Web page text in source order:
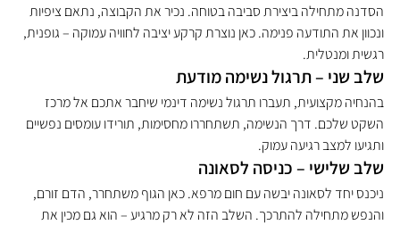
הסדנה מתחילה ביצירת סביבה בטוחה. נכיר את הקבוצה, נתאם ציפיות
ונכוון את התודעה פנימה. כאן נוצרת קרקע יציבה לחוויה עמוקה – גופנית,
רגשית ומנטלית.
שלב שני – תרגול נשימה מודעת
בהנחיה מקצועית, תעברו תרגול נשימה דינמי שיחבר אתכם אל מרכז
השקט שלכם. דרך הנשימה, תשתחררו מחסימות, תורידו עומסים נפשיים
ותגיעו למצב רגיעה עמוק.
שלב שלישי – כניסה לסאונה
ניכנס יחד לסאונה יבשה עם חום מרפא. כאן הגוף משתחרר, הדם זורם,
והנפש מתחילה להתרכך. השלב הזה לא רק מרגיע – הוא גם מכין את